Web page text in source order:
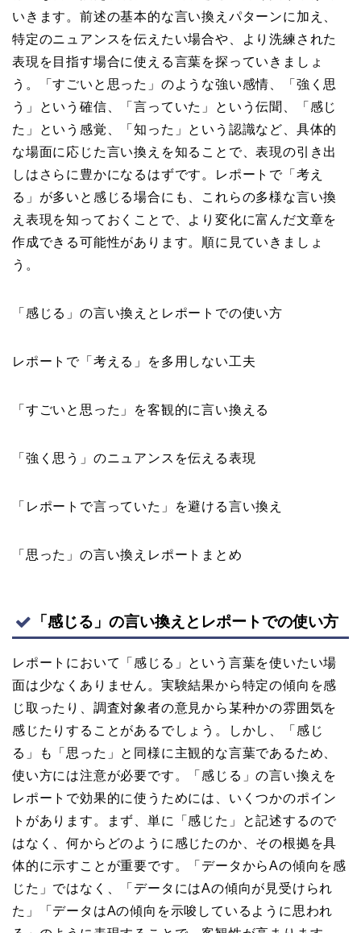
いきます。前述の基本的な言い換えパターンに加え、
特定のニュアンスを伝えたい場合や、より洗練された
表現を目指す場合に使える言葉を探っていきましょ
う。「すごいと思った」のような強い感情、「強く思
う」という確信、「言っていた」という伝聞、「感じ
た」という感覚、「知った」という認識など、具体的
な場面に応じた言い換えを知ることで、表現の引き出
しはさらに豊かになるはずです。レポートで「考え
る」が多いと感じる場合にも、これらの多様な言い換
え表現を知っておくことで、より変化に富んだ文章を
作成できる可能性があります。順に見ていきましょ
う。
「感じる」の言い換えとレポートでの使い方
レポートで「考える」を多用しない工夫
「すごいと思った」を客観的に言い換える
「強く思う」のニュアンスを伝える表現
「レポートで言っていた」を避ける言い換え
「思った」の言い換えレポートまとめ
「感じる」の言い換えとレポートでの使い方
レポートにおいて「感じる」という言葉を使いたい場
面は少なくありません。実験結果から特定の傾向を感
じ取ったり、調査対象者の意見から某种かの雰囲気を
感じたりすることがあるでしょう。しかし、「感じ
る」も「思った」と同様に主観的な言葉であるため、
使い方には注意が必要です。「感じる」の言い換えを
レポートで効果的に使うためには、いくつかのポイン
トがあります。まず、単に「感じた」と記述するので
はなく、何からどのように感じたのか、その根拠を具
体的に示すことが重要です。「データからAの傾向を感
じた」ではなく、「データにはAの傾向が見受けられ
た」「データはAの傾向を示唆しているように思われ